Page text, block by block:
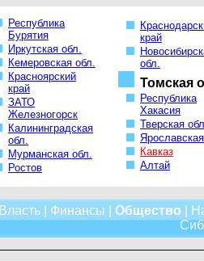
Республика
Бурятия
Иркутская обл.
Кемеровская обл.
Красноярский
край
ЗАТО
Железногорск
Калининградская
обл.
Мурманская обл.
Ростов
край
обл.
Томская
Республика
Хакасия
Тверская
Кавказ
Алтай
Власть| Финансы Общество